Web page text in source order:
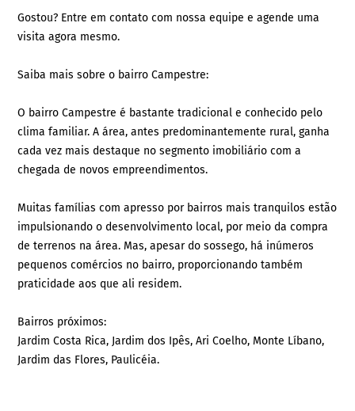
Gostou? Entre em contato com nossa equipe e agende uma
visita agora mesmo.
Saiba mais sobre o bairro Campestre:
O bairro Campestre é bastante tradicional e conhecido pelo
clima familiar. A área, antes predominantemente rural, ganha
cada vez mais destaque no segmento imobiliário com a
chegada de novos empreendimentos.
Muitas famílias com apresso por bairros mais tranquilos estão
impulsionando o desenvolvimento local, por meio da compra
de terrenos na área. Mas, apesar do sossego, há inúmeros
pequenos comércios no bairro, proporcionando também
praticidade aos que ali residem.
Bairros próximos:
Jardim Costa Rica, Jardim dos Ipês, Ari Coelho, Monte Líbano,
Jardim das Flores, Paulicéia.